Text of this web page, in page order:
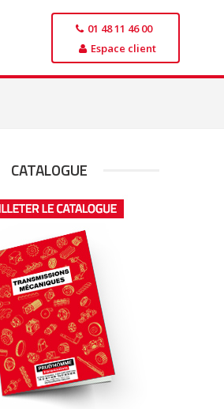
01 48 11 46 00
Espace client
CATALOGUE